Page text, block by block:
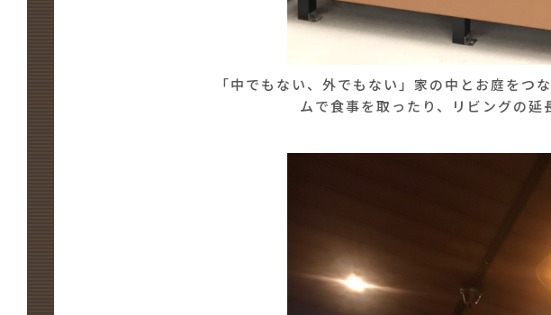
「中でもない、外でもない」家の中とお庭をつ
ムで食事を取ったり、リビングの